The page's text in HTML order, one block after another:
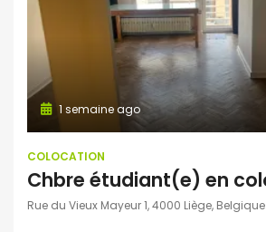
1 semaine ago
COLOCATION
Rue du Vieux Mayeur 1, 4000 Liège, Belgique